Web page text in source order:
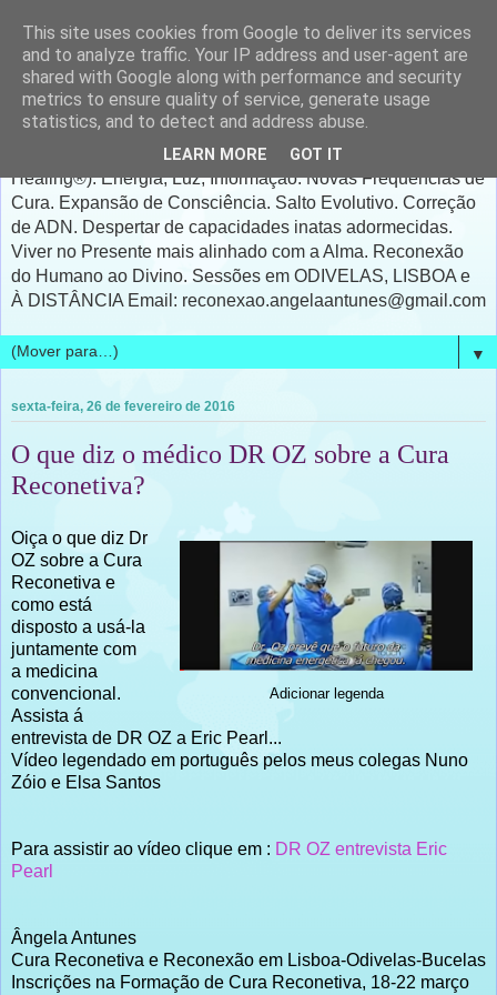
A Reconexão - Ângela
Antunes
A RECONEXÃO® & CURA RECONETIVA®(Reconnective
Healing®). Energia, Luz, Informação. Novas Frequências de
Cura. Expansão de Consciência. Salto Evolutivo. Correção
de ADN. Despertar de capacidades inatas adormecidas.
Viver no Presente mais alinhado com a Alma. Reconexão
do Humano ao Divino. Sessões em ODIVELAS, LISBOA e
À DISTÂNCIA Email: reconexao.angelaantunes@gmail.com
▼
sexta-feira, 26 de fevereiro de 2016
O que diz o médico DR OZ sobre a Cura
Reconetiva?
Adicionar legenda
Oiça o que diz Dr
OZ sobre a Cura
Reconetiva e
como está
disposto a usá-la
juntamente com
a medicina
convencional.
Assista á
entrevista de DR OZ a Eric Pearl...
Vídeo legendado em português pelos meus colegas Nuno
Zóio e Elsa Santos
Para assistir ao vídeo clique em : DR OZ entrevista Eric
Pearl
Ângela Antunes
Cura Reconetiva e Reconexão em Lisboa-Odivelas-Bucelas
Inscrições na Formação de Cura Reconetiva, 18-22 março
This site uses cookies from Google to deliver its services
and to analyze traffic. Your IP address and user-agent are
shared with Google along with performance and security
metrics to ensure quality of service, generate usage
statistics, and to detect and address abuse.
LEARN MORE GOT IT